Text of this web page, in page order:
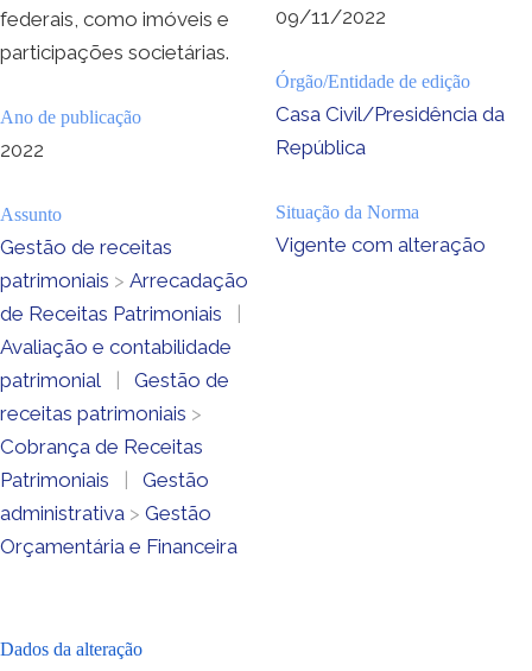
federais, como imóveis e
participações societárias.
Ano de publicação
2022
Assunto
Gestão de receitas
patrimoniais > Arrecadação
de Receitas Patrimoniais
Avaliação e contabilidade
patrimonial
Gestão de
receitas patrimoniais >
Cobrança de Receitas
Patrimoniais
Gestão
administrativa > Gestão
Orçamentária e Financeira
09/11/2022
Órgão/Entidade de edição
Casa Civil/Presidência da
República
Situação da Norma
Vigente com alteração
Dados da alteração